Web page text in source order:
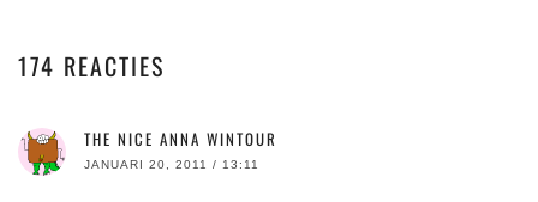
174 REACTIES
THE NICE ANNA WINTOUR
JANUARI 20, 2011 / 13:11